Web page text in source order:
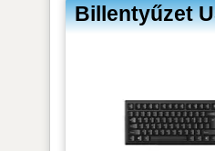
Billentyűzet